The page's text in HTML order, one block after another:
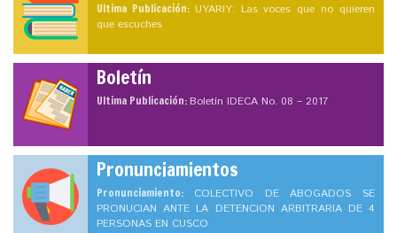
Ultima Publicación: UYARIY: Las voces que no quieren
que escuches
Boletín
Ultima Publicación:Boletín IDECA No. 08 – 2017
Pronunciamientos
Pronunciamiento: COLECTIVO DE ABOGADOS SE
PRONUCIAN ANTE LA DETENCION ARBITRARIA DE 4
PERSONAS EN CUSCO